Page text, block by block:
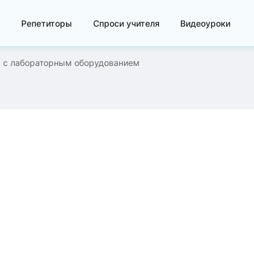
Репетиторы Спроси учителя Видеоуроки
лабораторным оборудованием